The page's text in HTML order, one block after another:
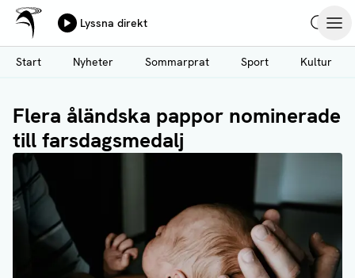
Hoppa
till
huvudinnehåll
Ålands Radio & TV
Lyssna direkt
Start
Nyheter Sommarprat Sport Kultur
Flera åländska pappor nominerade
till farsdagsmedalj